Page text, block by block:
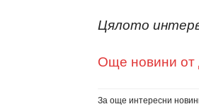
Цялото
Още новини от
За още интересни